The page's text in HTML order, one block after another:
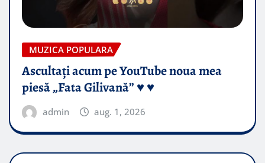
MUZICA POPULARA
Ascultați acum pe YouTube noua mea
piesă „Fata Gilivană” ♥️ ♥️
admin aug. 1, 2026